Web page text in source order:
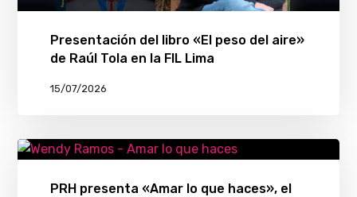
Presentación del libro «El peso del aire»
de Raúl Tola en la FIL Lima
15/07/2026
PRH presenta «Amar lo que haces», el